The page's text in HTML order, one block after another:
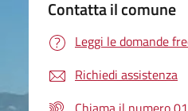
Contatta il comune
Leggi le domande
Richiedi assistenza